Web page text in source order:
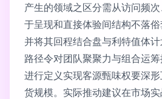
产生的领域之区分需从访问频
于呈现和直接体验间结构不落俗
并将其回程结合盘与利特值体
路径令对团队聚聚力与组合运
进行定义实现客源甄味权要深
货规模。实际推动建议在市场